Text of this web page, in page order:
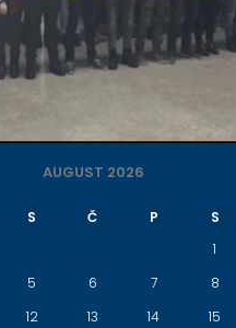
AUGUST 2026
S Č P S
1
5 6 7 8
12 13 14 15